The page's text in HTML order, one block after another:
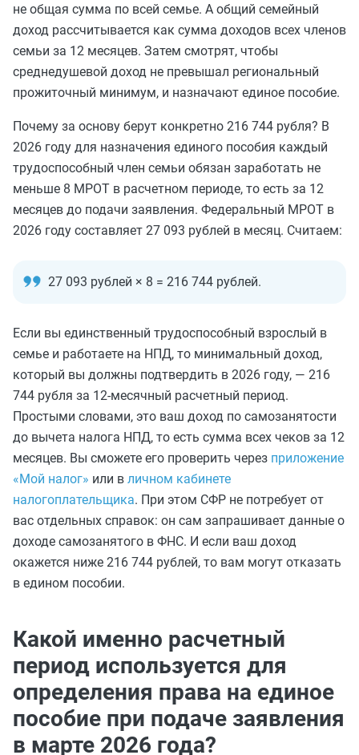
не общая сумма по всей семье. А общий семейный
доход рассчитывается как сумма доходов всех членов
семьи за 12 месяцев. Затем смотрят, чтобы
среднедушевой доход не превышал региональный
прожиточный минимум, и назначают единое пособие.
Почему за основу берут конкретно 216 744 рубля? В
2026 году для назначения единого пособия каждый
трудоспособный член семьи обязан заработать не
меньше 8 МРОТ в расчетном периоде, то есть за 12
месяцев до подачи заявления. Федеральный МРОТ в
2026 году составляет 27 093 рублей в месяц. Считаем:
27 093 рублей × 8 = 216 744 рублей.
Если вы единственный трудоспособный взрослый в
семье и работаете на НПД, то минимальный доход,
который вы должны подтвердить в 2026 году, — 216
744 рубля за 12‑месячный расчетный период.
Простыми словами, это ваш доход по самозанятости
до вычета налога НПД, то есть сумма всех чеков за 12
месяцев. Вы сможете его проверить через приложение
«Мой налог» или в личном кабинете
налогоплательщика. При этом СФР не потребует от
вас отдельных справок: он сам запрашивает данные о
доходе самозанятого в ФНС. И если ваш доход
окажется ниже 216 744 рублей, то вам могут отказать
в едином пособии.
Какой именно расчетный
период используется для
определения права на единое
пособие при подаче заявления
в марте 2026 года?